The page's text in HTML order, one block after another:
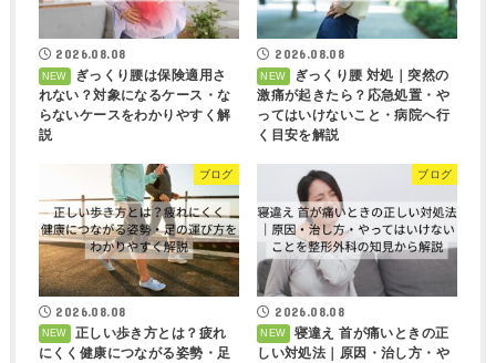
2026.08.08
ぎっくり腰は保険適用さ
れない？対象になるケース・な
らないケースをわかりやすく解
説
2026.08.08
ぎっくり腰 対処｜突然の
激痛が起きたら？応急処置・や
ってはいけないこと・病院へ行
く目安を解説
ブログ
2026.08.08
正しい歩き方とは？疲れ
にくく健康につながる姿勢・足
ブログ
2026.08.08
寝違え 首が痛いときの正
しい対処法｜原因・治し方・や